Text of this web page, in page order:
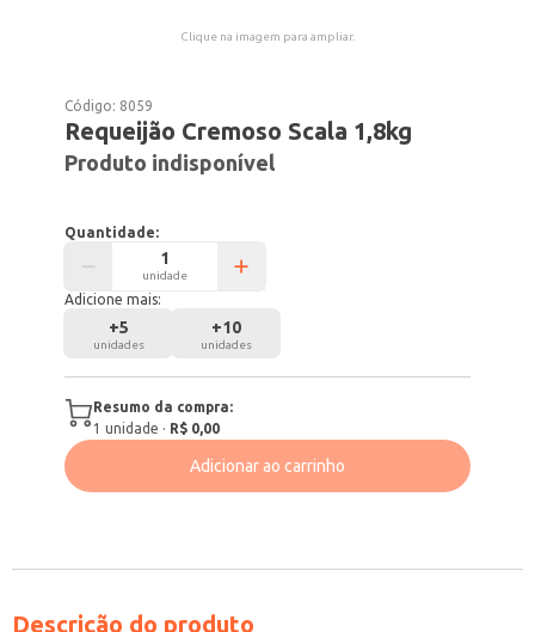
Clique na imagem para ampliar.
Código: 8059
Requeijão Cremoso Scala 1,8kg
Produto indisponível
Quantidade:
unidade
Adicione mais:
+5
unidades
+10
unidades
Resumo da compra:
1 unidade · R$ 0,00
Adicionar ao carrinho
Descrição do produto